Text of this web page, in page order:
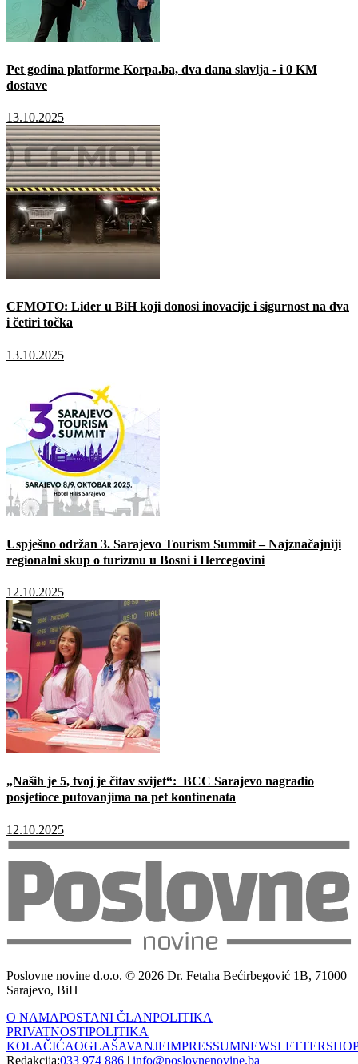
Pet godina platforme Korpa.ba, dva dana slavlja - i 0 KM
dostave
13.10.2025
CFMOTO: Lider u BiH koji donosi inovacije i sigurnost na dva
i četiri točka
13.10.2025
Uspješno održan 3. Sarajevo Tourism Summit – Najznačajniji
regionalni skup o turizmu u Bosni i Hercegovini
12.10.2025
„Naših je 5, tvoj je čitav svijet“: BCC Sarajevo nagradio
posjetioce putovanjima na pet kontinenata
12.10.2025
Poslovne novine d.o.o. © 2026 Dr. Fetaha Bećirbegović 1B, 71000
Sarajevo, BiH
O NAMAPOSTANI ČLANPOLITIKA
PRIVATNOSTIPOLITIKA
KOLAČIĆAOGLAŠAVANJEIMPRESSUMNEWSLETTER
Redakcija:033 974 886 | info@poslovnenovine.ba